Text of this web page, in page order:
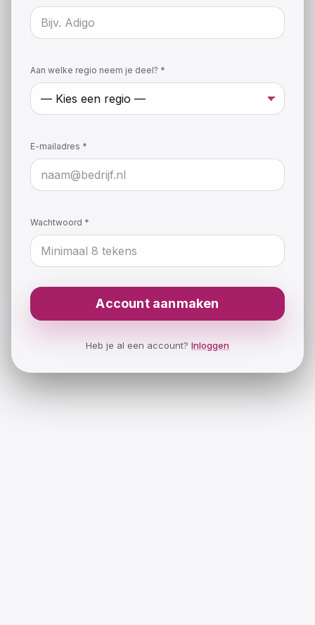
Aan welke regio neem je deel? *
E-mailadres *
Wachtwoord *
Account aanmaken
Heb je al een account? Inloggen